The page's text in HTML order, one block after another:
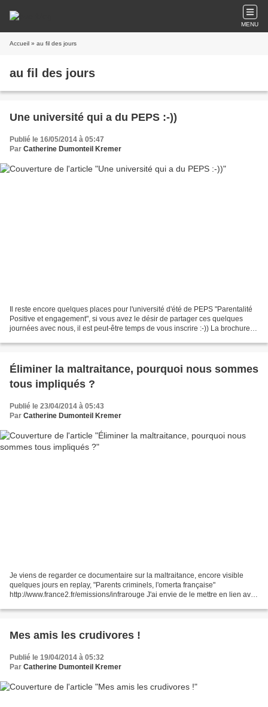
MENU
Accueil » au fil des jours
au fil des jours
Une université qui a du PEPS :-))
Publié le 16/05/2014 à 05:47
Par Catherine Dumonteil Kremer
Il reste encore quelques places pour l'université d'été de PEPS "Parentalité
Positive et engagement", si vous avez le désir de partager ces quelques
journées avec nous, il est peut-être temps de vous inscrire :-)) La brochure
Éliminer la maltraitance, pourquoi nous sommes
tous impliqués ?
Publié le 23/04/2014 à 05:43
Par Catherine Dumonteil Kremer
Je viens de regarder ce documentaire sur la maltraitance, encore visible
quelques jours en replay, "Parents criminels, l'omerta française"
http://www.france2.fr/emissions/infrarouge J'ai envie de le mettre en lien avec
Mes amis les crudivores !
Publié le 19/04/2014 à 05:32
Par Catherine Dumonteil Kremer